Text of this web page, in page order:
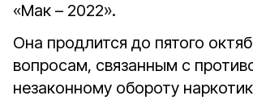
«Мак – 2022».
Она продлится до пятого
вопросам, связанным с
незаконному обороту